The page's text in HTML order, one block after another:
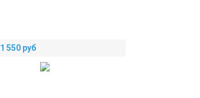
1 550 руб